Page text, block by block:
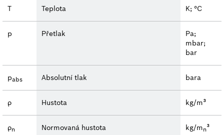
T Teplota K; °C
p Přetlak
Pa;
mbar;
bar
pabs Absolutní tlak bara
ρ Hustota kg/m³
ρn Normovaná hustota kg/mn³